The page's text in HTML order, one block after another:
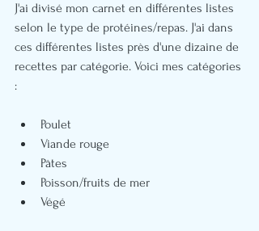
J'ai divisé mon carnet en différentes listes
selon le type de protéines/repas. J'ai dans
ces différentes listes près d'une dizaine de
recettes par catégorie. Voici mes catégories
:
Poulet
Viande rouge
Pâtes
Poisson/fruits de mer
Végé